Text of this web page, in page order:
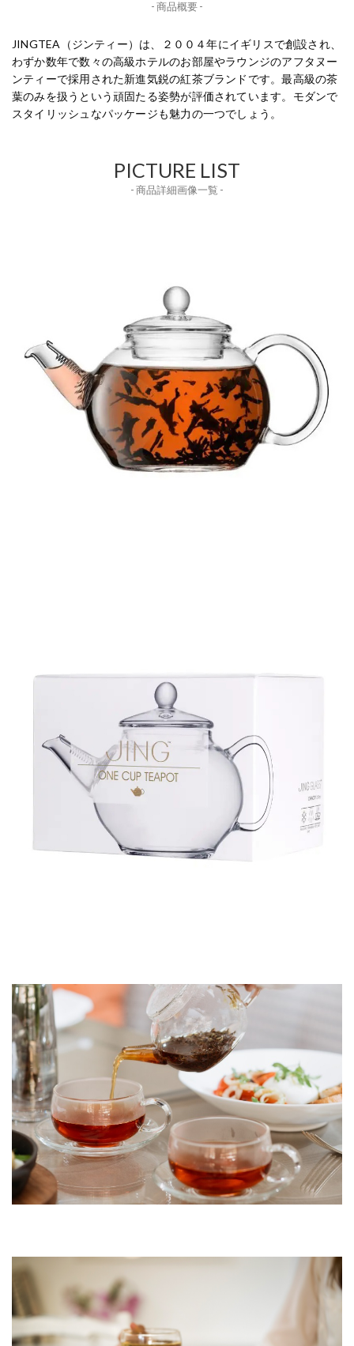
- 商品概要 -
JINGTEA（ジンティー）は、２００４年にイギリスで創設され、
わずか数年で数々の高級ホテルのお部屋やラウンジのアフタヌー
ンティーで採用された新進気鋭の紅茶ブランドです。最高級の茶
葉のみを扱うという頑固たる姿勢が評価されています。モダンで
スタイリッシュなパッケージも魅力の一つでしょう。
PICTURE LIST
- 商品詳細画像一覧 -